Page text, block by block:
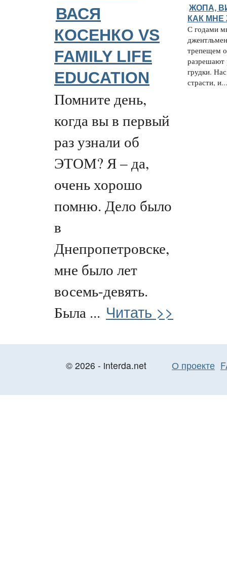
ВАСЯ
КОСЕНКО VS
FAMILY LIFE
EDUCATION
Помните день,
когда вы в первый
раз узнали об
ЭТОМ? Я – да,
очень хорошо
помню. Дело было
в
Днепропетровске,
мне было лет
восемь-девять.
Была ... Читать >>
ЖОПА,
КАК
С годами
трепещем
разрешают
грудки.
страсти, и...
© 2026 - interda.net О проекте